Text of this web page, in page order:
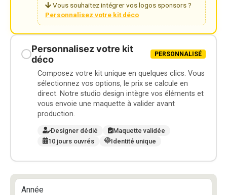
Vous souhaitez intégrer vos logos sponsors ?
Personnalisez votre kit déco
Personnalisez votre kit
déco
PERSONNALISÉ
Composez votre kit unique en quelques clics. Vous
sélectionnez vos options, le prix se calcule en
direct. Notre studio design intègre vos éléments et
vous envoie une maquette à valider avant
production.
Designer dédié
Maquette validée
10 jours ouvrés
Identité unique
Année